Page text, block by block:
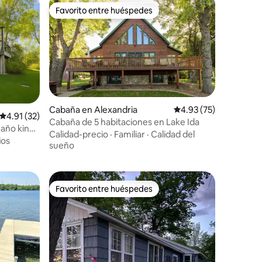
Calificación promedio: 4.91 de 5, 32 reseñas
4.91 (32)
king|
Favorito entre huéspedes
Favorito entre huéspedes
Cabaña en Alexandria Calificación
4.93 (75)
Cabaña de 5 habitaciones en Lake Ida
Calidad-precio · Familiar · Calidad del
sueño
Favorito entre huéspedes
Favorito entre huéspedes